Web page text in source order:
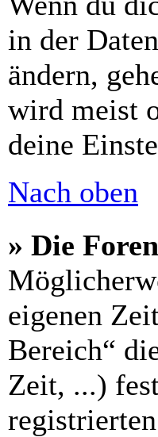
in der
ändern,
wird meist
deine
Nach oben
» Die
eigenen
Bereich“
Zeit, ...)